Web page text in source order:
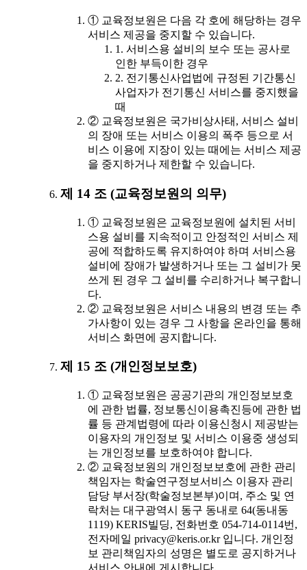
① 교육정보원은 다음 각 호에 해당하는 경우
서비스 제공을 중지할 수 있습니다.
1. 서비스용 설비의 보수 또는 공사로
인한 부득이한 경우
2. 전기통신사업법에 규정된 기간통신
사업자가 전기통신 서비스를 중지했을
때
② 교육정보원은 국가비상사태, 서비스 설비
의 장애 또는 서비스 이용의 폭주 등으로 서
비스 이용에 지장이 있는 때에는 서비스 제공
을 중지하거나 제한할 수 있습니다.
제 14 조 (교육정보원의 의무)
① 교육정보원은 교육정보원에 설치된 서비
스용 설비를 지속적이고 안정적인 서비스 제
공에 적합하도록 유지하여야 하며 서비스용
설비에 장애가 발생하거나 또는 그 설비가 못
쓰게 된 경우 그 설비를 수리하거나 복구합니
다.
② 교육정보원은 서비스 내용의 변경 또는 추
가사항이 있는 경우 그 사항을 온라인을 통해
서비스 화면에 공지합니다.
제 15 조 (개인정보보호)
① 교육정보원은 공공기관의 개인정보보호
에 관한 법률, 정보통신이용촉진등에 관한 법
률 등 관계법령에 따라 이용신청시 제공받는
이용자의 개인정보 및 서비스 이용중 생성되
는 개인정보를 보호하여야 합니다.
② 교육정보원의 개인정보보호에 관한 관리
책임자는 학술연구정보서비스 이용자 관리
담당 부서장(학술정보본부)이며, 주소 및 연
락처는 대구광역시 동구 동내로 64(동내동
1119) KERIS빌딩, 전화번호 054-714-0114번,
전자메일 privacy@keris.or.kr 입니다. 개인정
보 관리책임자의 성명은 별도로 공지하거나